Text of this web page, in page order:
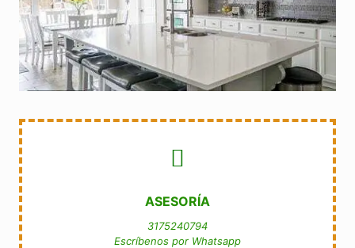
ASESORÍA
3175240794
Escríbenos por Whatsapp
ASESORÍA
3175240794
Escríbenos por Whatsapp
ASESOR DIRECTO LÁMINAS PVC ESPUMADO
Y te brindamos asesoría técnica
PROGRAMA UNA VISITA